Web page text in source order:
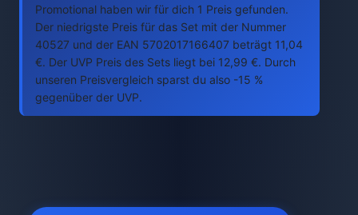
Promotional haben wir für dich 1 Preis gefunden.
Der niedrigste Preis für das Set mit der Nummer
40527 und der EAN 5702017166407 beträgt 11,04
€. Der UVP Preis des Sets liegt bei 12,99 €. Durch
unseren Preisvergleich sparst du also -15 %
gegenüber der UVP.